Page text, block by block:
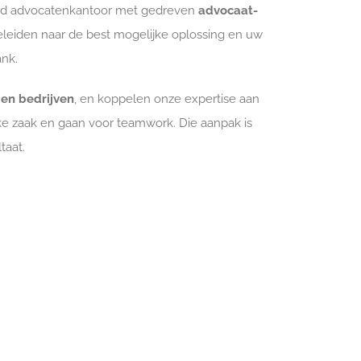
advocatenkantoor met gedreven advocaat-
naar de best mogelijke oplossing en uw
bedrijven, en koppelen onze expertise aan
en gaan voor teamwork. Die aanpak is